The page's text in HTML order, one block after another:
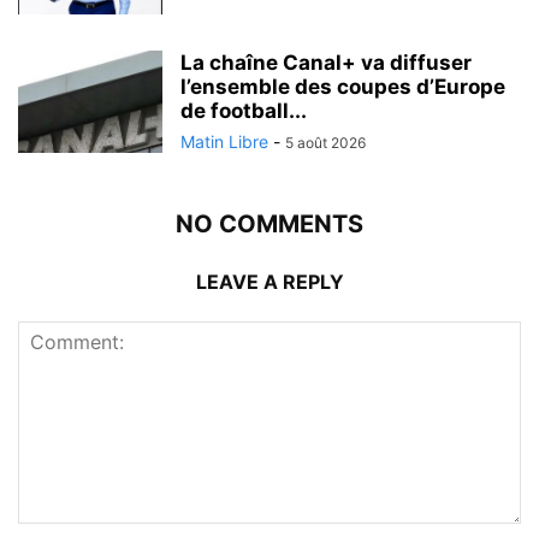
La chaîne Canal+ va diffuser
l’ensemble des coupes d’Europe
de football...
Matin Libre - 5 août 2026
NO COMMENTS
LEAVE A REPLY